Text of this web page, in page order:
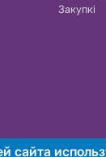
Закупкі
сайта